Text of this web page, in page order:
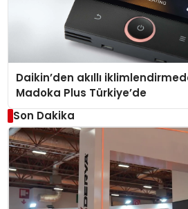
Daikin’den akıllı
Madoka Plus Türkiye’de
Son Dakika